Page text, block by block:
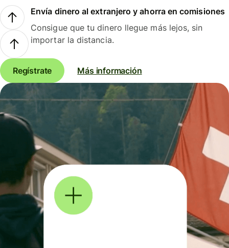
Envía dinero al extranjero y ahorra en comisiones
Consigue que tu dinero llegue más lejos, sin
importar la distancia.
Regístrate Más información